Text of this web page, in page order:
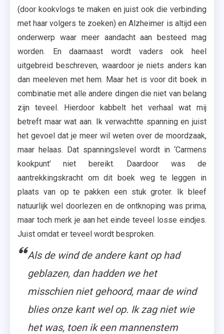
(door kookvlogs te maken en juist ook die verbinding
met haar volgers te zoeken) en Alzheimer is altijd een
onderwerp waar meer aandacht aan besteed mag
worden. En daarnaast wordt vaders ook heel
uitgebreid beschreven, waardoor je niets anders kan
dan meeleven met hem. Maar het is voor dit boek in
combinatie met alle andere dingen die niet van belang
zijn teveel. Hierdoor kabbelt het verhaal wat mij
betreft maar wat aan. Ik verwachtte spanning en juist
het gevoel dat je meer wil weten over de moordzaak,
maar helaas. Dat spanningslevel wordt in ‘Carmens
kookpunt’ niet bereikt. Daardoor was de
aantrekkingskracht om dit boek weg te leggen in
plaats van op te pakken een stuk groter. Ik bleef
natuurlijk wel doorlezen en de ontknoping was prima,
maar toch merk je aan het einde teveel losse eindjes.
Juist omdat er teveel wordt besproken.
Als de wind de andere kant op had
geblazen, dan hadden we het
misschien niet gehoord, maar de wind
blies onze kant wel op. Ik zag niet wie
het was, toen ik een mannenstem